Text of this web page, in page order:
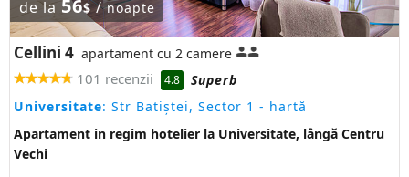
de la 56$/noapte
Cellini 4 apartament cu 2 camere
101 recenzii 4.8
Superb
Universitate: Str Batiștei, Sector 1 - hartă
Apartament in regim hotelier la Universitate, lângă Centru
Vechi